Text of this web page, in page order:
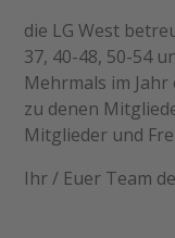
die LG West
37, 40-48, 50-54
Mehrmals im
zu denen
Mitglieder und
Ihr / Euer Team